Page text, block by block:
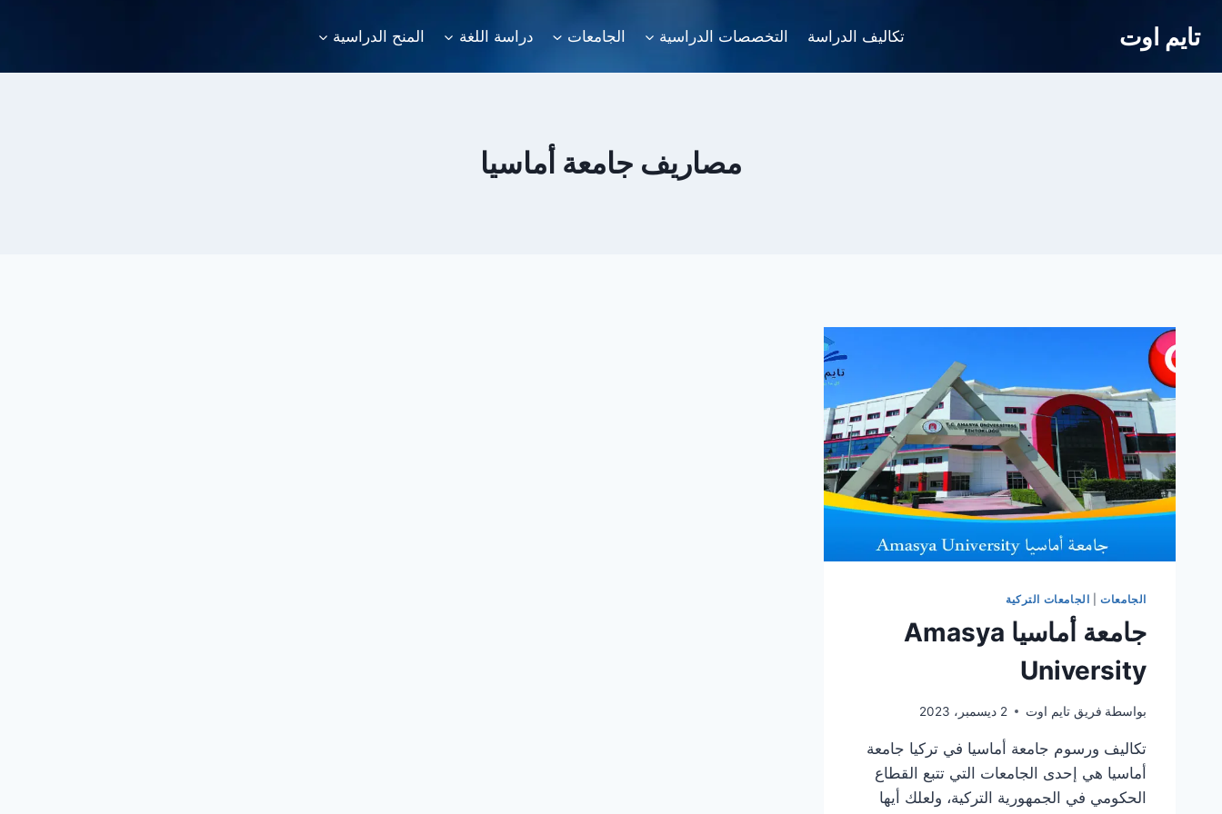
تايم اوت تكاليف الدراسة التخصصات الدراسية الجامعات دراسة اللغة المنح الدراسية
مصاريف جامعة أماسيا
الجامعات| الجامعات التركية
جامعة أماسيا Amasya
University
بواسطة فريق تايم اوت 2 ديسمبر، 2023
تكاليف ورسوم جامعة أماسيا في تركيا جامعة
أماسيا هي إحدى الجامعات التي تتبع القطاع
الحكومي في الجمهورية التركية، ولعلك أيها